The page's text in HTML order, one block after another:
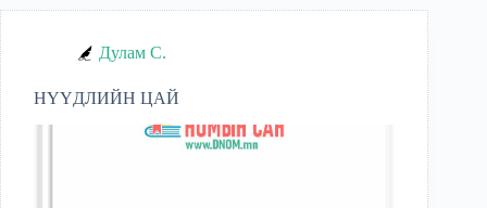
Дулам С.
НҮҮДЛИЙН ЦАЙ